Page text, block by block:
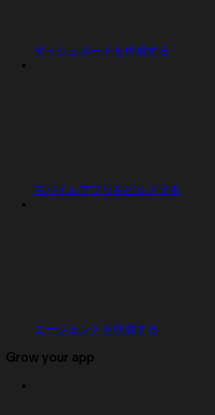
ダッシュボードを作成する
モバイルアプリをビルドする
エージェントを作成する
Grow your app